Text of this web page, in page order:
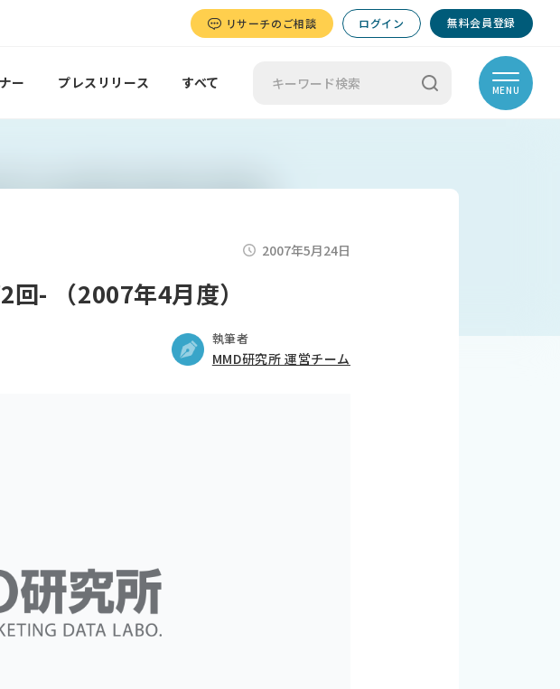
リサーチのご相談 ログイン 無料会員登録
ー プレスリリース すべて MENU
2007年5月24日
- （2007年4月度）
執筆者
MMD研究所 運営チーム